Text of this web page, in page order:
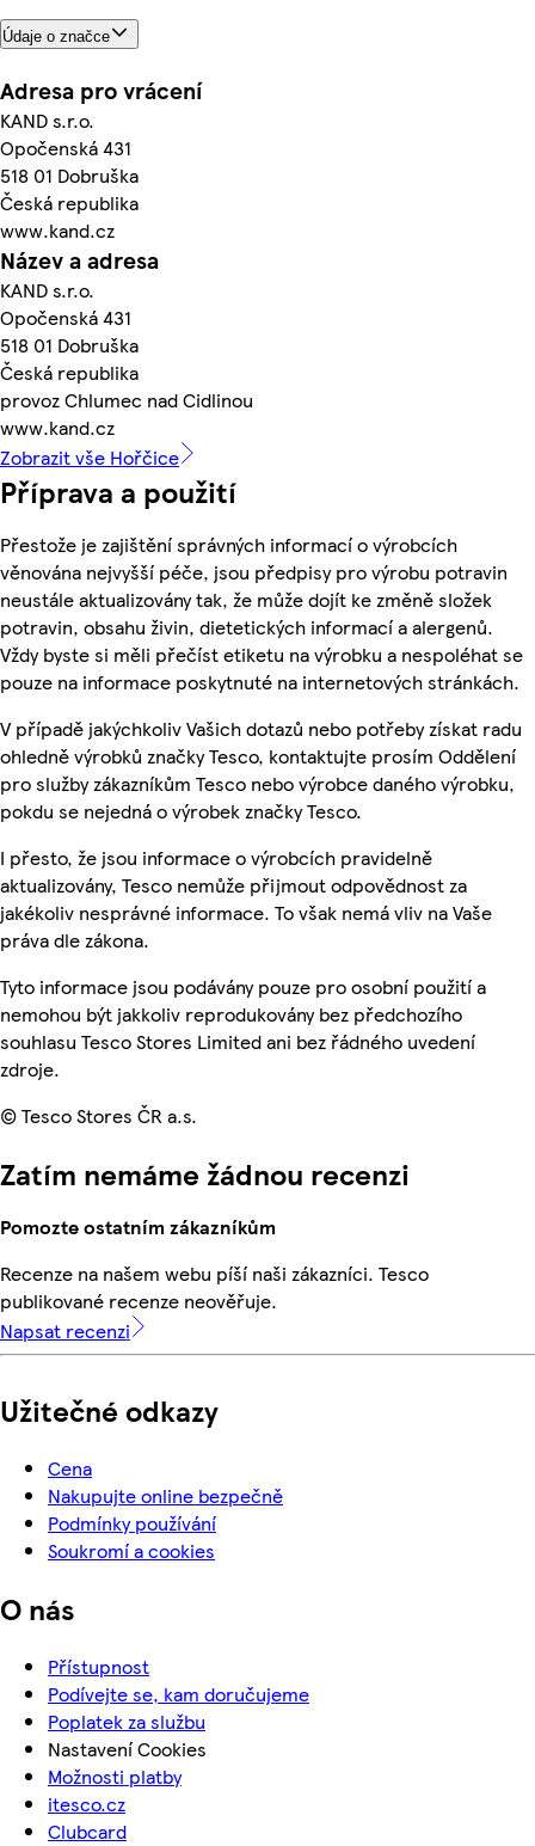
Údaje o značce
Adresa pro vrácení
KAND s.r.o.
Opočenská 431
518 01 Dobruška
Česká republika
www.kand.cz
Název a adresa
KAND s.r.o.
Opočenská 431
518 01 Dobruška
Česká republika
provoz Chlumec nad Cidlinou
www.kand.cz
Zobrazit vše Hořčice
Příprava a použití
Přestože je zajištění správných informací o výrobcích
věnována nejvyšší péče, jsou předpisy pro výrobu potravin
neustále aktualizovány tak, že může dojít ke změně složek
potravin, obsahu živin, dietetických informací a alergenů.
Vždy byste si měli přečíst etiketu na výrobku a nespoléhat se
pouze na informace poskytnuté na internetových stránkách.
V případě jakýchkoliv Vašich dotazů nebo potřeby získat radu
ohledně výrobků značky Tesco, kontaktujte prosím Oddělení
pro služby zákazníkům Tesco nebo výrobce daného výrobku,
pokdu se nejedná o výrobek značky Tesco.
I přesto, že jsou informace o výrobcích pravidelně
aktualizovány, Tesco nemůže přijmout odpovědnost za
jakékoliv nesprávné informace. To však nemá vliv na Vaše
práva dle zákona.
Tyto informace jsou podávány pouze pro osobní použití a
nemohou být jakkoliv reprodukovány bez předchozího
souhlasu Tesco Stores Limited ani bez řádného uvedení
zdroje.
© Tesco Stores ČR a.s.
Zatím nemáme žádnou recenzi
Pomozte ostatním zákazníkům
Recenze na našem webu píší naši zákazníci. Tesco
publikované recenze neověřuje.
Napsat recenzi
Užitečné odkazy
Cena
Nakupujte online bezpečně
Podmínky používání
Soukromí a cookies
O nás
Přístupnost
Podívejte se, kam doručujeme
Poplatek za službu
Nastavení Cookies
Možnosti platby
itesco.cz
Clubcard